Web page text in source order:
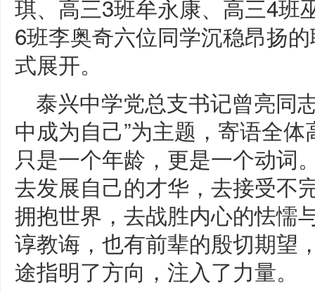
琪、高三3班牟永康、高三4班
6班李奥奇六位同学沉稳昂扬
式展开。
泰兴中学党总支书记曾亮同
中成为自己”为主题，寄语全
只是一个年龄，更是一个动词
去发展自己的才华，去接受不
拥抱世界，去战胜内心的怯懦
谆教诲，也有前辈的殷切期望
途指明了方向，注入了力量。